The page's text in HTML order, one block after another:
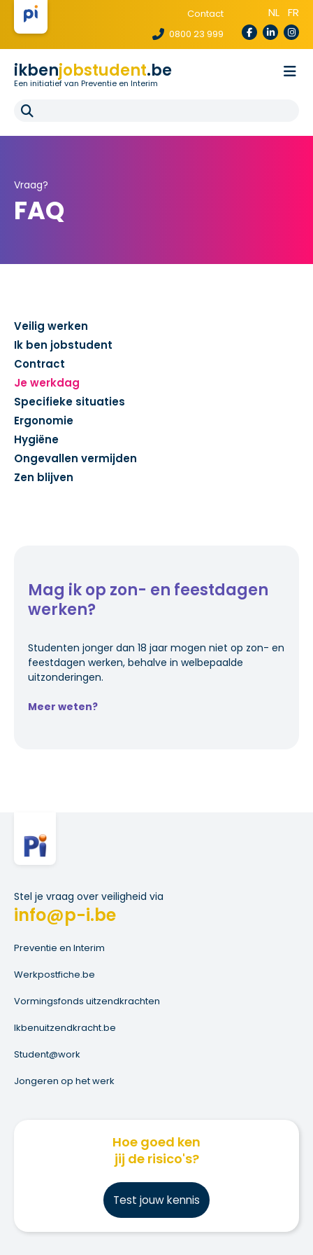
Contact
0800 23 999
NL FR
ikbenjobstudent.be
Een initiatief van Preventie en Interim
Voor uitzendbureaus
Vraag?
FAQ
Veilig werken
Ik ben jobstudent
Contract
Je werkdag
Specifieke situaties
Ergonomie
Hygiëne
Ongevallen vermijden
Zen blijven
Mag ik op zon- en feestdagen
werken?
Studenten jonger dan 18 jaar mogen niet op zon- en
feestdagen werken, behalve in welbepaalde
uitzonderingen.
Meer weten?
Stel je vraag over veiligheid via
info@p-i.be
Preventie en Interim
Werkpostfiche.be
Vormingsfonds uitzendkrachten
Ikbenuitzendkracht.be
Student@work
Jongeren op het werk
Hoe goed ken
jij de risico's?
Test jouw kennis